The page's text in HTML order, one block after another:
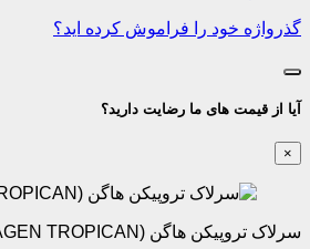
گذرواژه خود را فراموش کرده اید؟
آیا از قیمت های ما رضایت دارید؟
×
سرلاک تروپیکن هاگن (HAGEN TROPICAN)